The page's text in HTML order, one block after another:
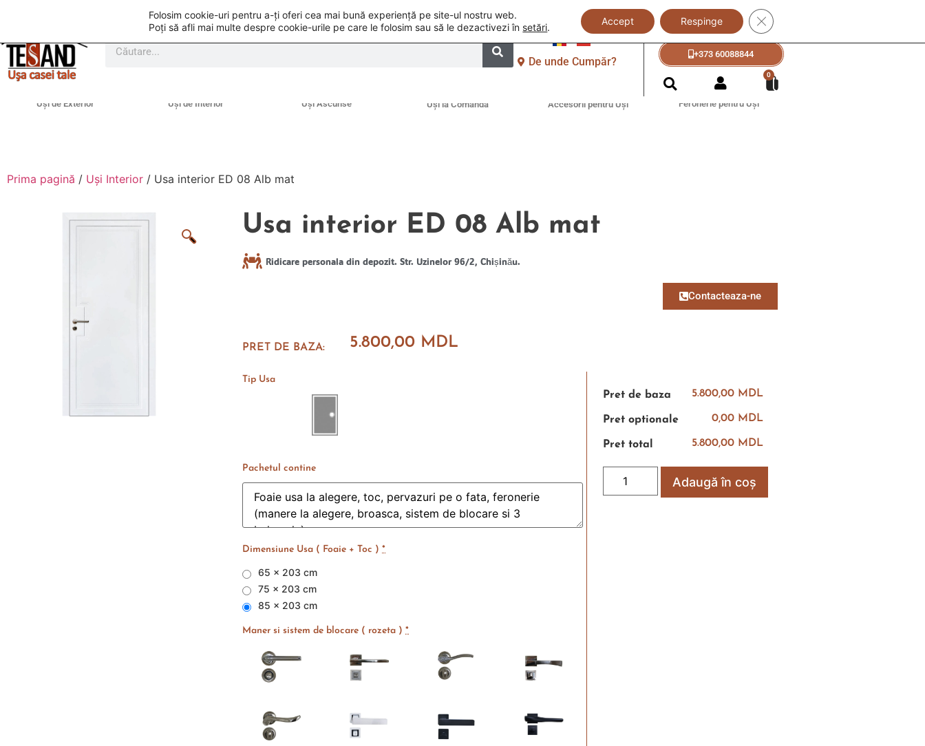
De unde Cumpăr?
+373 60088833
+373 60088844
0
Uși de Exterior Uși de Interior Uși Ascunse Uși la Comandă Accesorii pentru Uși Feronerie pentru Uși
Prima pagină / Uși Interior / Usa interior ED 08 Alb mat
Usa interior ED 08 Alb mat
Ridicare personala din depozit. Str. Uzinelor 96/2, Chișinău.
Contacteaza-ne
PRET DE BAZA: 5.800,00 MDL
Tip Usa
Pachetul contine
Dimensiune Usa ( Foaie + Toc ) *
65 x 203 cm
75 x 203 cm
85 x 203 cm
Maner si sistem de blocare ( rozeta ) *
Pret de baza 5.800,00 MDL
Pret optionale 0,00 MDL
Pret total 5.800,00 MDL
Adaugă în coș
Folosim cookie-uri pentru a-ți oferi cea mai bună experiență pe site-ul nostru web.
Poți să afli mai multe despre cookie-urile pe care le folosim sau să le dezactivezi în setări.
Accept Respinge Close GDPR Cookie Banner